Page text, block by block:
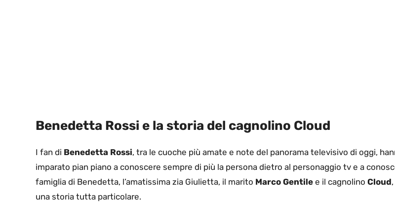
Benedetta Rossi e la storia del cagnolino Cloud
I fan di Benedetta Rossi, tra le cuoche più amate e note del panorama televisivo di oggi,
imparato pian piano a conoscere sempre di più la persona dietro al personaggio tv e a
famiglia di Benedetta, l’amatissima zia Giulietta, il marito Marco Gentile e il cagnolino Cloud
una storia tutta particolare.